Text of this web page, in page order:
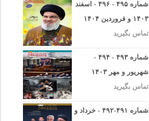
شماره ۴۹۵ - ۴۹۶ - اسفند
۱۴۰۳ و فروردین ۱۴۰۴
تماس بگیرید
شماره ۴۹۳ - ۴۹۴ -
شهریور و مهر ۱۴۰۳
تماس بگیرید
شماره ۴۹۱-۴۹۲ - خرداد و